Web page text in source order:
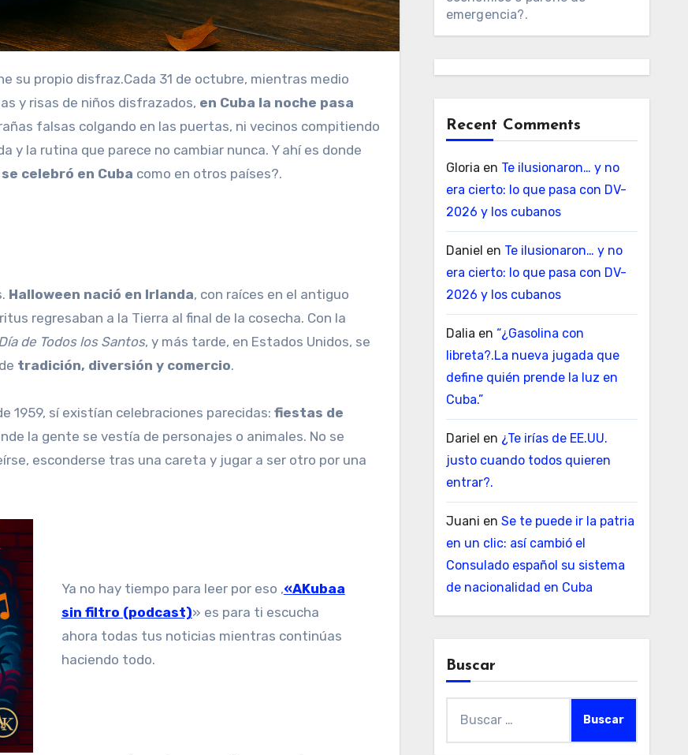
y risas de niños disfrazados, en Cuba la noche pasa
falsas colgando en las puertas, ni vecinos compitiendo
y la rutina que parece no cambiar nunca. Y ahí es donde
celebró en Cuba como en otros países?.
Halloween nació en Irlanda, con raíces en el antiguo
regresaban a la Tierra al final de la cosecha. Con la
de Todos los Santos, y más tarde, en Estados Unidos, se
tradición, diversión y comercio.
1959, sí existían celebraciones parecidas: fiestas de
la gente se vestía de personajes o animales. No se
esconderse tras una careta y jugar a ser otro por una
Ya no hay tiempo para leer por eso ,«AKubaa
sin filtro (podcast)» es para ti escucha
ahora todas tus noticias mientras continúas
haciendo todo.
emergencia?.
Recent Comments
Gloria en Te ilusionaron… y no
era cierto: lo que pasa con DV-
2026 y los cubanos
Daniel en Te ilusionaron… y no
era cierto: lo que pasa con DV-
2026 y los cubanos
Dalia en “¿Gasolina con
libreta?.La nueva jugada que
define quién prende la luz en
Cuba.”
Dariel en ¿Te irías de EE.UU.
justo cuando todos quieren
entrar?.
Juani en Se te puede ir la patria
en un clic: así cambió el
Consulado español su sistema
de nacionalidad en Cuba
Buscar